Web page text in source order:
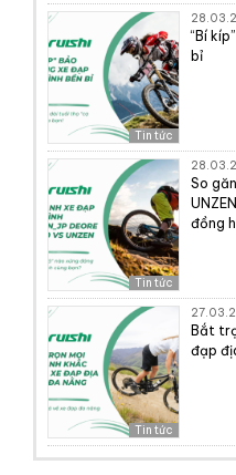
Tin tức
“Bí
bỉ
Tin tức
So
đồng
Tin tức
Bắt
đạp